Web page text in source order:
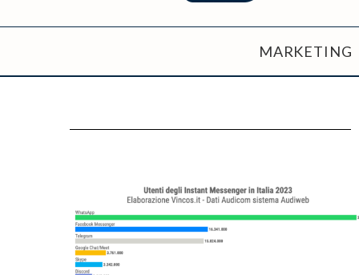
MARKETING